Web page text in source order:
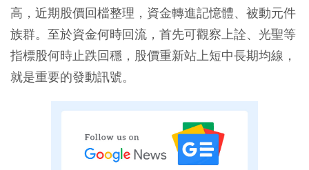
高，近期股價回檔整理，資金轉進記憶體、被動元件
族群。至於資金何時回流，首先可觀察上詮、光聖等
指標股何時止跌回穩，股價重新站上短中長期均線，
就是重要的發動訊號。